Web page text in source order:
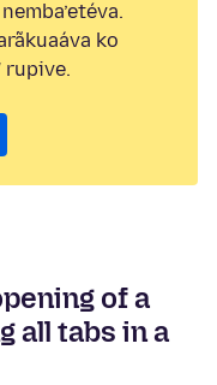
ko
rupive.
of a
all tabs in a